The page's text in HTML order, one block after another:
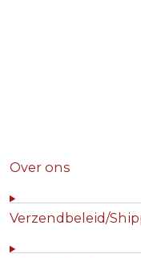
Over ons
Verzendbeleid/